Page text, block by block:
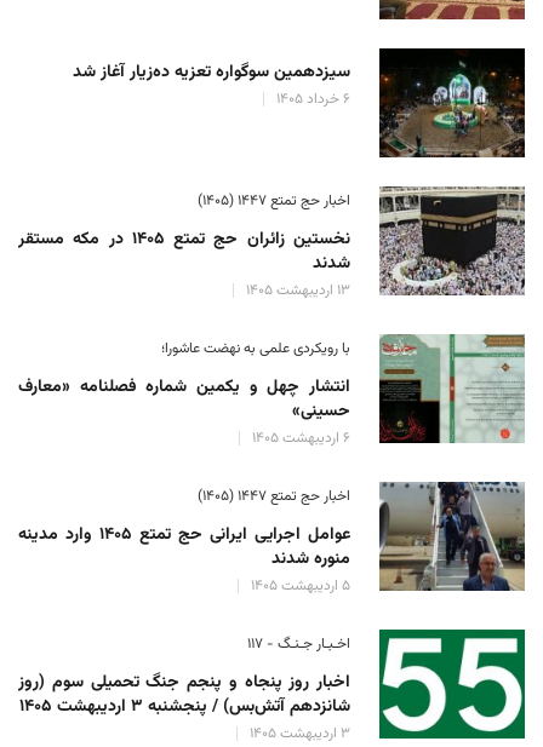
سیزدهمین سوگواره تعزیه ده‌زیار آغاز شد
۶ خرداد ۱۴۰۵
اخبار حج تمتع ۱۴۴۷ (۱۴۰۵)
نخستین زائران حج تمتع ۱۴۰۵ در مکه مستقر
شدند
۱۳ اردیبهشت ۱۴۰۵
با رویکردی علمی به نهضت عاشورا؛
انتشار چهل و یکمین شماره فصلنامه «معارف
حسینی»
۶ اردیبهشت ۱۴۰۵
اخبار حج تمتع ۱۴۴۷ (۱۴۰۵)
عوامل اجرایی ایرانی حج تمتع ۱۴۰۵ وارد مدینه
منوره ‌شدند
۵ اردیبهشت ۱۴۰۵
اخـبـار جـنـگ - ۱۱۷
اخبار روز پنجاه و پنجم جنگ تحمیلی سوم (روز
شانزدهم آتش‌بس) / پنجشنبه ۳ اردیبهشت ۱۴۰۵
۳ اردیبهشت ۱۴۰۵